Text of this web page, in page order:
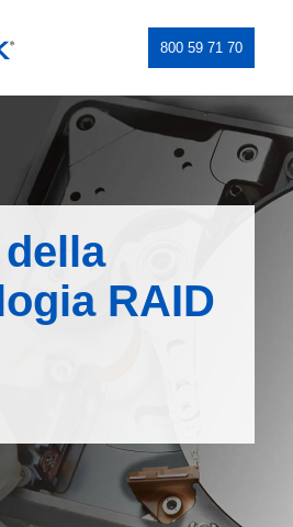
800 59 71 70
RAID